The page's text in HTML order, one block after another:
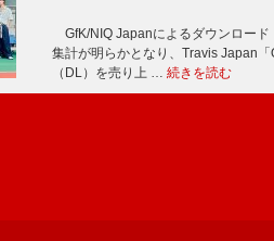
GfK/NIQ Japanによるダウンロー
集計が明らかとなり、Travis Japan
（DL）を売り上 … 続きを読む